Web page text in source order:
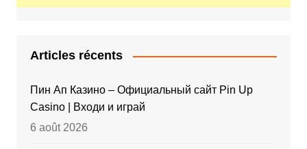
Articles récents
Пин Ап Казино – Официальный сайт Pin Up
Casino | Входи и играй
6 août 2026